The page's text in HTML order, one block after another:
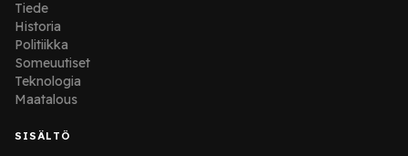
Tiede
Historia
Politiikka
Someuutiset
Teknologia
Maatalous
SISÄLTÖ